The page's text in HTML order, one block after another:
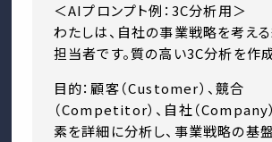
＜AIプロンプト例：3C分析用＞
わたしは、自社の事業戦略を考え
担当者です。質の高い3C分析を作
目的：顧客（Customer）、競合
（Competitor）、自社（Company
素を詳細に分析し、事業戦略の基